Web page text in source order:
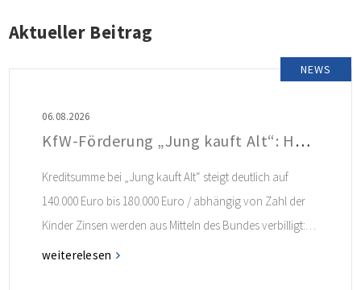
Aktueller Beitrag
NEWS
06.08.2026
KfW-Förderung „Jung kauft Alt“: Höhere Kredite ab August 2026
Kreditsumme bei „Jung kauft Alt“ steigt deutlich auf
140.000 Euro bis 180.000 Euro / abhängig von Zahl der
Kinder Zinsen werden aus Mitteln des Bundes verbilligt:
Heutiger Zins bei 0,53 Prozent effektiv bei 35 Jahren
weiterelesen